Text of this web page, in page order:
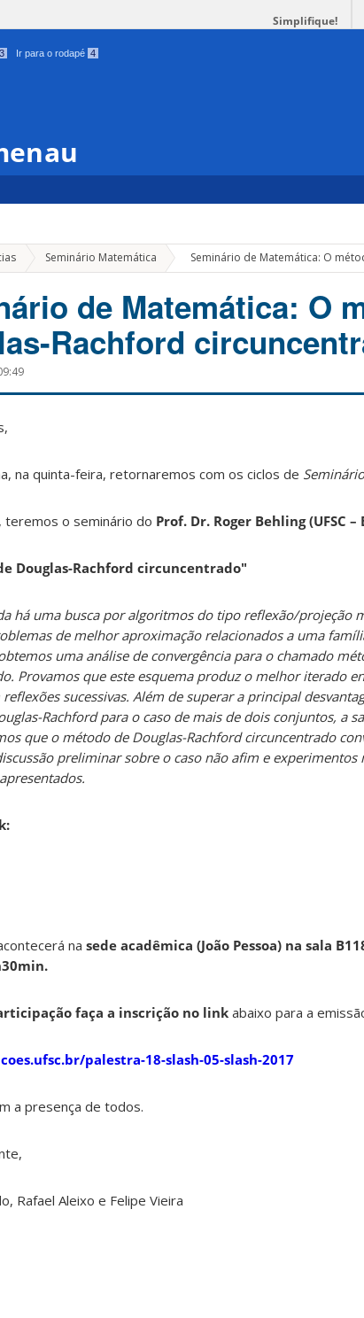
Simplifique!
3 Ir para o rodapé 4
Seminário Matemática » Seminário de Matemática: O
de Matemática: O
Rachford
na quinta-feira, retornaremos com os ciclos de
teremos o seminário do Prof. Dr. Roger Behling (UFSC
Douglas-Rachford circuncentrado"
há uma busca por algoritmos do tipo reflexão/projeção
de melhor aproximação relacionados a uma
uma análise de convergência para o chamado
Provamos que este esquema produz o melhor iterado
reflexões sucessivas. Além de superar a principal
Rachford para o caso de mais de dois conjuntos, a
que o método de Douglas-Rachford circuncentrado
preliminar sobre o caso não afim e
na sede acadêmica (João Pessoa) na sala
faça a inscrição no link abaixo para a
palestra-18-slash-05-slash-2017
a presença de todos.
Rafael Aleixo e Felipe Vieira